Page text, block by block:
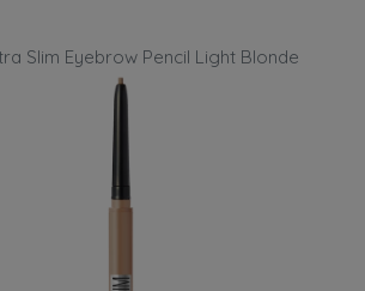
Slim Eyebrow Pencil Light Blonde